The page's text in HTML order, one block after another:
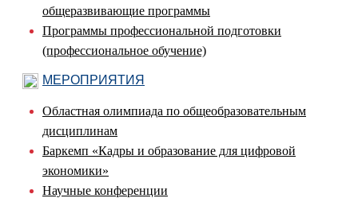
общеразвивающие программы
Программы профессиональной подготовки
(профессиональное обучение)
МЕРОПРИЯТИЯ
Областная олимпиада по общеобразовательным
дисциплинам
Баркемп «Кадры и образование для цифровой
экономики»
Научные конференции